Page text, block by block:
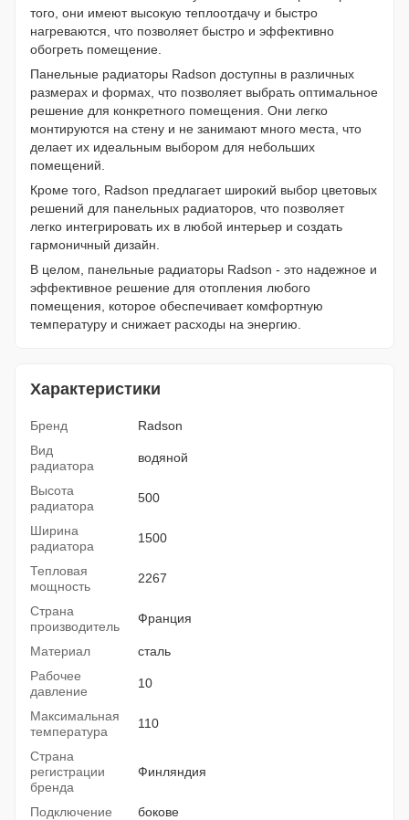
того, они имеют высокую теплоотдачу и быстро
нагреваются, что позволяет быстро и эффективно
обогреть помещение.
Панельные радиаторы Radson доступны в различных
размерах и формах, что позволяет выбрать оптимальное
решение для конкретного помещения. Они легко
монтируются на стену и не занимают много места, что
делает их идеальным выбором для небольших
помещений.
Кроме того, Radson предлагает широкий выбор цветовых
решений для панельных радиаторов, что позволяет
легко интегрировать их в любой интерьер и создать
гармоничный дизайн.
В целом, панельные радиаторы Radson - это надежное и
эффективное решение для отопления любого
помещения, которое обеспечивает комфортную
температуру и снижает расходы на энергию.
Характеристики
Бренд
Radson
Вид
радиатора
водяной
Высота
радиатора
500
Ширина
радиатора
1500
Тепловая
мощность
2267
Страна
производитель
Франция
Материал
сталь
Рабочее
давление
10
Максимальная
температура
110
Страна
регистрации
бренда
Финляндия
Подключение
бокове